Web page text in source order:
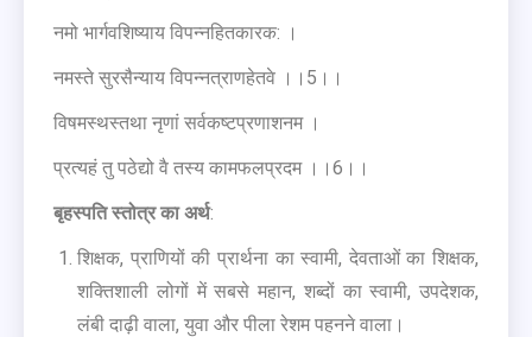
नमो भार्गवशिष्याय विपन्नहितकारक: ।
नमस्ते सुरसैन्याय विपन्नत्राणहेतवे ।।5।।
विषमस्थस्तथा नृणां सर्वकष्टप्रणाशनम ।
प्रत्यहं तु पठेद्यो वै तस्य कामफलप्रदम ।।6।।
बृहस्पति स्तोत्र का अर्थ:
शिक्षक, प्राणियों की प्रार्थना का स्वामी, देवताओं का शिक्षक,
शक्तिशाली लोगों में सबसे महान, शब्दों का स्वामी, उपदेशक,
लंबी दाढ़ी वाला, युवा और पीला रेशम पहनने वाला।